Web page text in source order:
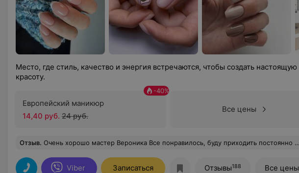
Место, где стиль, качество и энергия встречаются, чтобы создать настоящую
красоту.
Европейский маникюр
-40%
14,40 руб. 24 руб.
Все цены
Отзыв. Очень хорошо мастер Вероника Все понравилось, буду приходить постоянно именно сюда♥️
Viber Записаться Отзывы188 Все цены